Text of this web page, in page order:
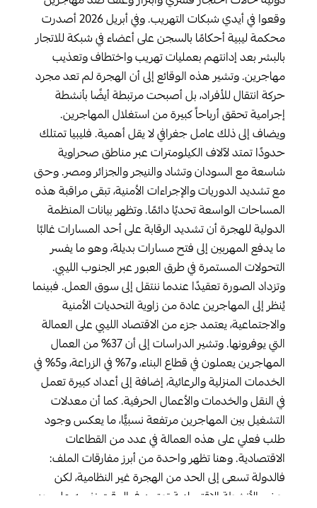
وقعوا في أيدي شبكات التهريب. وفي أبريل 2026 أصدرت
محكمة ليبية أحكامًا بالسجن على أعضاء في شبكة للاتجار
بالبشر بعد إدانتهم بعمليات تهريب واختطاف وتعذيب
مهاجرين. وتشير هذه الوقائع إلى أن الهجرة لم تعد مجرد
حركة انتقال للأفراد، بل أصبحت مرتبطة أيضًا بأنشطة
إجرامية تحقق أرباحاً كبيرة من استغلال المهاجرين.
ويضاف إلى ذلك عامل جغرافي لا يقل أهمية. فليبيا تمتلك
حدودًا تمتد لآلاف الكيلومترات عبر مناطق صحراوية
شاسعة مع السودان وتشاد والنيجر والجزائر ومصر. وحتى
مع تشديد الدوريات والإجراءات الأمنية، تبقى مراقبة هذه
المساحات الواسعة تحديًا دائمًا. وتظهر بيانات المنظمة
الدولية للهجرة أن تشديد الرقابة على أحد المسارات غالبًا
ما يدفع المهربين إلى فتح مسارات بديلة، وهو ما يفسر
التحولات المستمرة في طرق العبور عبر الجنوب الليبي.
وتزداد الصورة تعقيدًا عندما ننتقل إلى سوق العمل. فبينما
يُنظر إلى المهاجرين عادة من زاوية التحديات الأمنية
والاجتماعية، يعتمد جزء من الاقتصاد الليبي على العمالة
التي يوفرونها. وتشير الدراسات إلى أن 37% من العمال
المهاجرين يعملون في قطاع البناء، و7% في الزراعة، و5% في
الخدمات المنزلية والرعائية، إضافة إلى أعداد كبيرة تعمل
في النقل والخدمات والأعمال الحرفية. كما أن معدلات
التشغيل بين المهاجرين مرتفعة نسبيًّا، ما يعكس وجود
طلب فعلي على هذه العمالة في عدد من القطاعات
الاقتصادية. وهنا تظهر واحدة من أبرز مفارقات الملف:
فالدولة تسعى إلى الحد من الهجرة غير النظامية، لكن
بعض الأنشطة الاقتصادية تعتمد في الوقت نفسه على جزء